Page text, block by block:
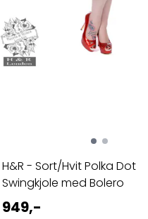
H&R - Sort/Hvit Polka Dot
Swingkjole med Bolero
949,-